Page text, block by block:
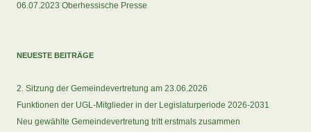
06.07.2023 Oberhessische Presse
NEUESTE BEITRÄGE
2. Sitzung der Gemeindevertretung am 23.06.2026
Funktionen der UGL-Mitglieder in der Legislaturperiode 2026-2031
Neu gewählte Gemeindevertretung tritt erstmals zusammen